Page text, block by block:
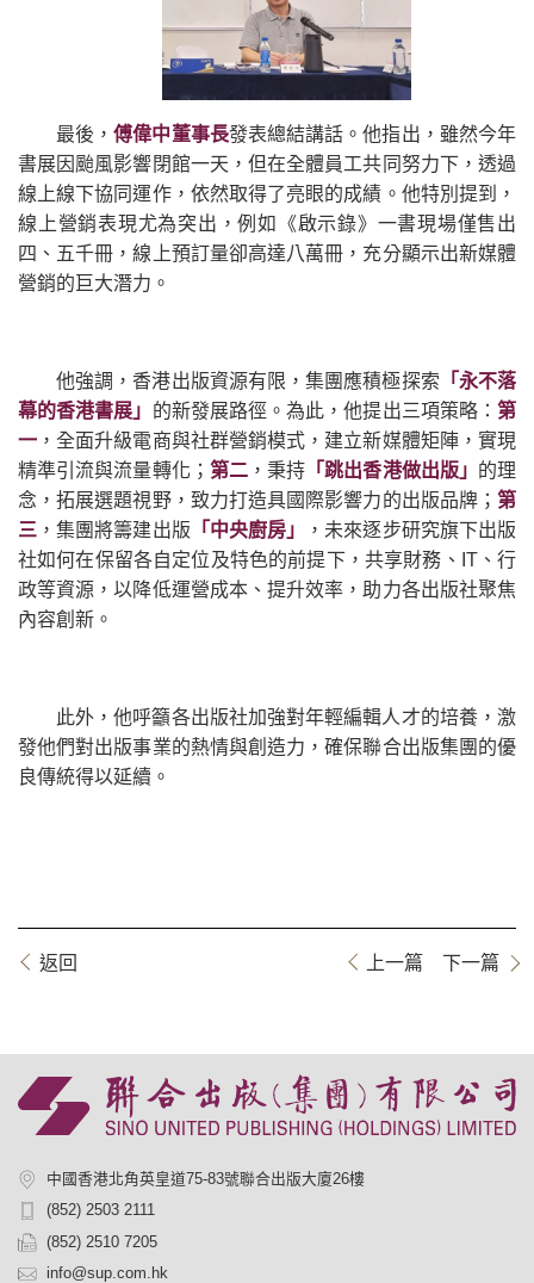
最後，傅偉中董事長發表總結講話。他指出，雖然今年
書展因颱風影響閉館一天，但在全體員工共同努力下，透過
線上線下協同運作，依然取得了亮眼的成績。他特別提到，
線上營銷表現尤為突出，例如《啟示錄》一書現場僅售出
四、五千冊，線上預訂量卻高達八萬冊，充分顯示出新媒體
營銷的巨大潛力。
他強調，香港出版資源有限，集團應積極探索 「永不落
幕的香港書展」 的新發展路徑。為此，他提出三項策略：第
一 ，全面升級電商與社群營銷模式，建立新媒體矩陣，實現
精準引流與流量轉化； 第二，秉持 「跳出香港做出版」 的理
念，拓展選題視野，致力打造具國際影響力的出版品牌； 第
三 ，集團將籌建出版 「中央廚房」
，未來逐步研究旗下出版
社如何在保留各自定位及特色的前提下，共享財務、IT、行
政等資源，以降低運營成本、提升效率，助力各出版社聚焦
內容創新。
此外，他呼籲各出版社加強對年輕編輯人才的培養，激
發他們對出版事業的熱情與創造力，確保聯合出版集團的優
良傳統得以延續。
返回 上一篇 下一篇
中國香港北角英皇道75-83號聯合出版大廈26樓
(852) 2503 2111
(852) 2510 7205
info@sup.com.hk